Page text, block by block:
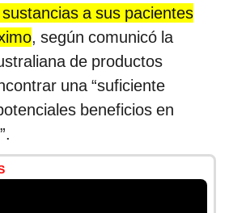
a sus pacientes
, según comunicó la
de productos
una “suficiente
beneficios en